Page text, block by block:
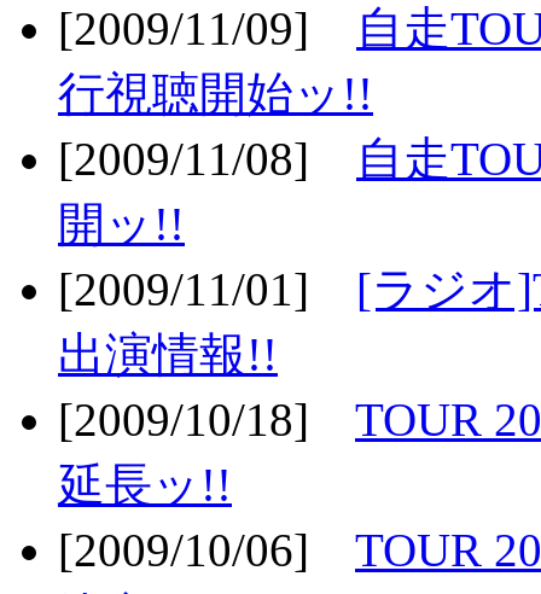
[2009/11/09]
自走
行視聴開始ッ!!
[2009/11/08]
自走
開ッ!!
[2009/11/01] [ラジオ
出演情報!!
[2009/10/18] TOUR
延長ッ!!
[2009/10/06] TOUR